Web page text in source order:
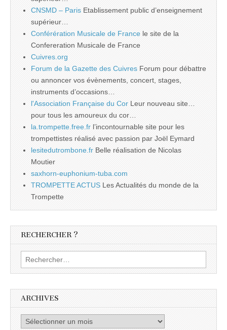
CNSMD – Paris Etablissement public d’enseignement
supérieur…
Conférération Musicale de France le site de la
Confereration Musicale de France
Cuivres.org
Forum de la Gazette des Cuivres Forum pour débattre
ou annoncer vos évènements, concert, stages,
instruments d’occasions…
l'Association Française du Cor Leur nouveau site…
pour tous les amoureux du cor…
la.trompette.free.fr l’incontournable site pour les
trompettistes réalisé avec passion par Joël Eymard
lesitedutrombone.fr Belle réalisation de Nicolas
Moutier
saxhorn-euphonium-tuba.com
TROMPETTE ACTUS Les Actualités du monde de la
Trompette
RECHERCHER ?
Rechercher :
ARCHIVES
Archives